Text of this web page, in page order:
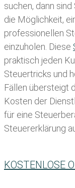
suchen, dann
die Möglichkeit,
professionellen
einzuholen. Diese
praktisch jeden
Steuertricks und
Fällen übersteigt
Kosten der
für eine
Steuererklärung
KOSTENLOSE